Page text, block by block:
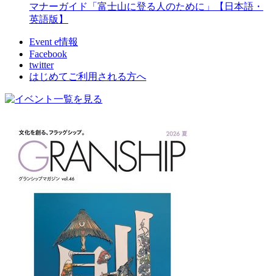
マナーガイド「富士山に登る人のために」【日本語・
英語版】
Event e情報
Facebook
twitter
はじめてご利用される方へ